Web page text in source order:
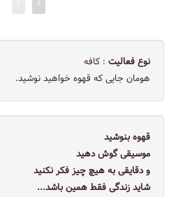
نوع فعالیت : کافه
هومان جایی که قهوه خواهید نوشید.
قهوه بنوشید
موسیقی گوش دهید
و دقایقی به هیچ چیز فکر نکنید
شاید زندگی فقط همین باشد...‌